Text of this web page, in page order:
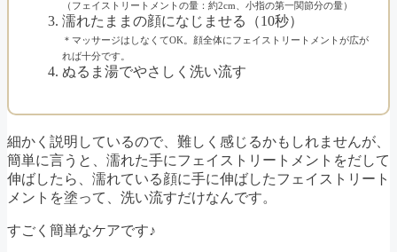
（フェイストリートメントの量：約2cm、小指の第一関節分の量）
濡れたままの顔になじませる（10秒）
＊マッサージはしなくてOK。顔全体にフェイストリートメントが広が
れば十分です。
ぬるま湯でやさしく洗い流す
細かく説明しているので、難しく感じるかもしれませんが、
簡単に言うと、濡れた手にフェイストリートメントをだして
伸ばしたら、濡れている顔に手に伸ばしたフェイストリート
メントを塗って、洗い流すだけなんです。
すごく簡単なケアです♪